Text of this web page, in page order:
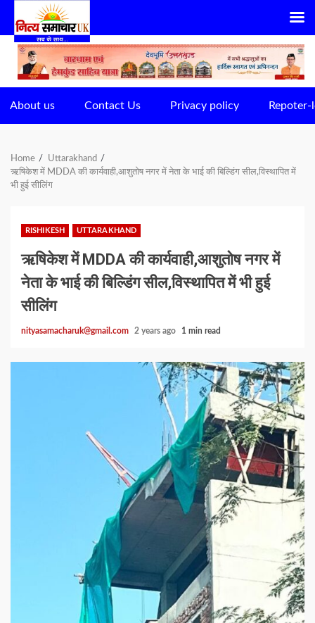
Skip
content
About us Contact Us Privacy policy Repoter-
Home
Uttarakhand
ऋषिकेश में MDDA की कार्यवाही,आशुतोष नगर में नेता के भाई की बिल्डिंग सील,विस्थापित में
भी हुई सीलिंग
RISHIKESH UTTARAKHAND
ऋषिकेश में MDDA की कार्यवाही,आशुतोष नगर में
नेता के भाई की बिल्डिंग सील,विस्थापित में भी हुई
सीलिंग
nityasamacharuk@gmail.com 2 years ago 1 min read